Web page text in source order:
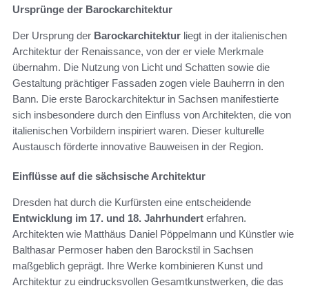
Ursprünge der Barockarchitektur
Der Ursprung der Barockarchitektur liegt in der italienischen
Architektur der Renaissance, von der er viele Merkmale
übernahm. Die Nutzung von Licht und Schatten sowie die
Gestaltung prächtiger Fassaden zogen viele Bauherrn in den
Bann. Die erste Barockarchitektur in Sachsen manifestierte
sich insbesondere durch den Einfluss von Architekten, die von
italienischen Vorbildern inspiriert waren. Dieser kulturelle
Austausch förderte innovative Bauweisen in der Region.
Einflüsse auf die sächsische Architektur
Dresden hat durch die Kurfürsten eine entscheidende
Entwicklung im 17. und 18. Jahrhundert erfahren.
Architekten wie Matthäus Daniel Pöppelmann und Künstler wie
Balthasar Permoser haben den Barockstil in Sachsen
maßgeblich geprägt. Ihre Werke kombinieren Kunst und
Architektur zu eindrucksvollen Gesamtkunstwerken, die das